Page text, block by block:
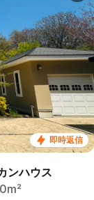
即時返信
ンハウス